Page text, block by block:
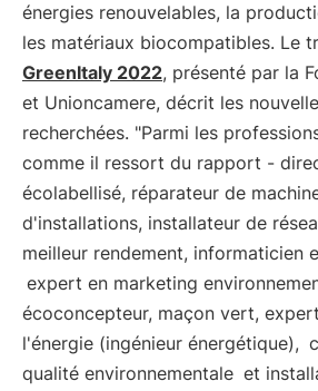
énergies renouvelables, la
les matériaux biocompatibles. Le
GreenItaly 2022, présenté par la
et Unioncamere, décrit les
recherchées. "Parmi les
comme il ressort du rapport -
écolabellisé, réparateur de
d'installations, installateur de
meilleur rendement, informaticien
expert en marketing
écoconcepteur, maçon vert,
l'énergie (ingénieur énergétique),
qualité environnementale et